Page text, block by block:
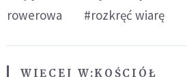
rowerowa
#rozkręć wiarę
WIĘCEJ W:KOŚCIÓŁ